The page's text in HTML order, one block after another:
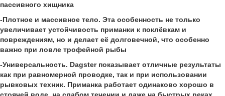
пассивного хищника
-Плотное и массивное тело. Эта особенность не только
увеличивает устойчивость приманки к поклёвкам и
повреждениям, но и делает её долговечной, что особенно
важно при ловле трофейной рыбы
-Универсальность. Dagster показывает отличные результаты
как при равномерной проводке, так и при использовании
рывковых техник. Приманка работает одинаково хорошо в